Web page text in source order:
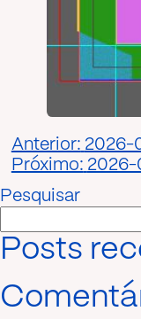
de
Post
Anterior: 2026-
Próximo: 2026-
Pesquisar
Posts